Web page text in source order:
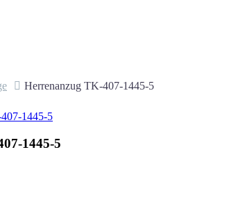
Herrenanzug TK-407-1445-5
1445-5